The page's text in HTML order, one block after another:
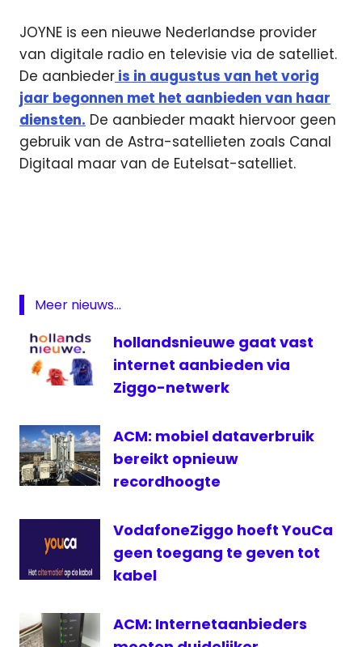
JOYNE is een nieuwe Nederlandse provider
van digitale radio en televisie via de satelliet.
De aanbieder is in augustus van het vorig
jaar begonnen met het aanbieden van haar
diensten. De aanbieder maakt hiervoor geen
gebruik van de Astra-satellieten zoals Canal
Digitaal maar van de Eutelsat-satelliet.
satelliet
schotel
televisie
Meer nieuws...
hollandsnieuwe gaat vast
internet aanbieden via
Ziggo-netwerk
ACM: mobiel dataverbruik
bereikt opnieuw
recordhoogte
VodafoneZiggo hoeft YouCa
geen toegang te geven tot
kabel
ACM: Internetaanbieders